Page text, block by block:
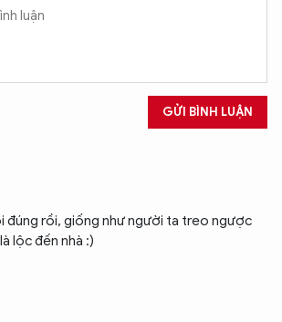
GỬI BÌNH LUẬN
đúng rồi, giống như người ta treo ngược
lộc đến nhà :)